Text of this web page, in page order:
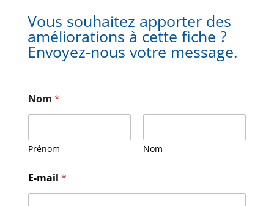
Vous souhaitez apporter des
améliorations à cette fiche ?
Envoyez-nous votre message.
Nom *
Prénom Nom
e
s
E-mail *